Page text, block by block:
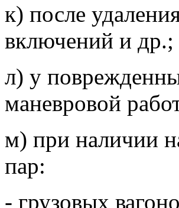
к) после
включений и др.;
л) у
маневровой
м) при наличии
пар:
- грузовых